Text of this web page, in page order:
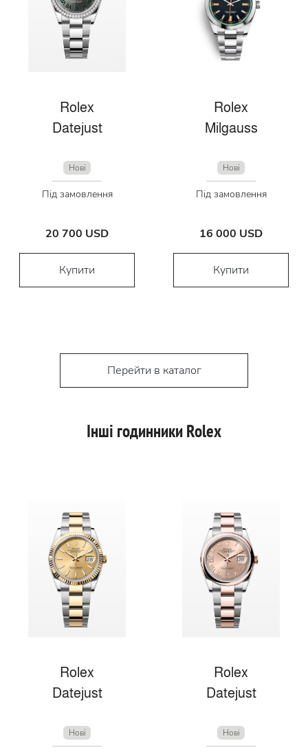
Rolex
Datejust
Нові
Під замовлення
20 700 USD
Купити
Rolex
Milgauss
Нові
Під замовлення
16 000 USD
Купити
Перейти в каталог
Інші годинники Rolex
Rolex
Datejust
Нові
Rolex
Datejust
Нові